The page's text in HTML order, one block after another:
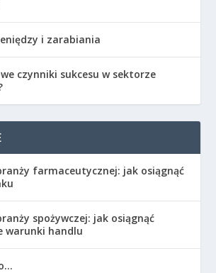
i zarabiania
czynniki sukcesu w sektorze
farmaceutycznej: jak osiągnąć
spożywczej: jak osiągnąć
warunki handlu